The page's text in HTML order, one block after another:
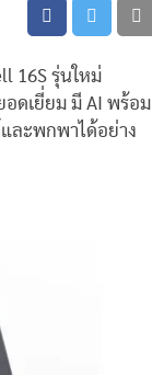
16S รุ่นใหม่
ดเยี่ยม มี AI พร้อม
ละพกพาได้อย่าง